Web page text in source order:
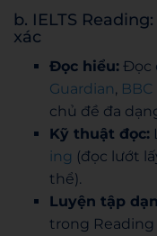
b. IELTS
xác
Đọc hiểu: Đọc
Guardian,
chủ đề đa
Kỹ thuật đọc:
ing (đọc lướt
thể).
Luyện tập
trong Reading